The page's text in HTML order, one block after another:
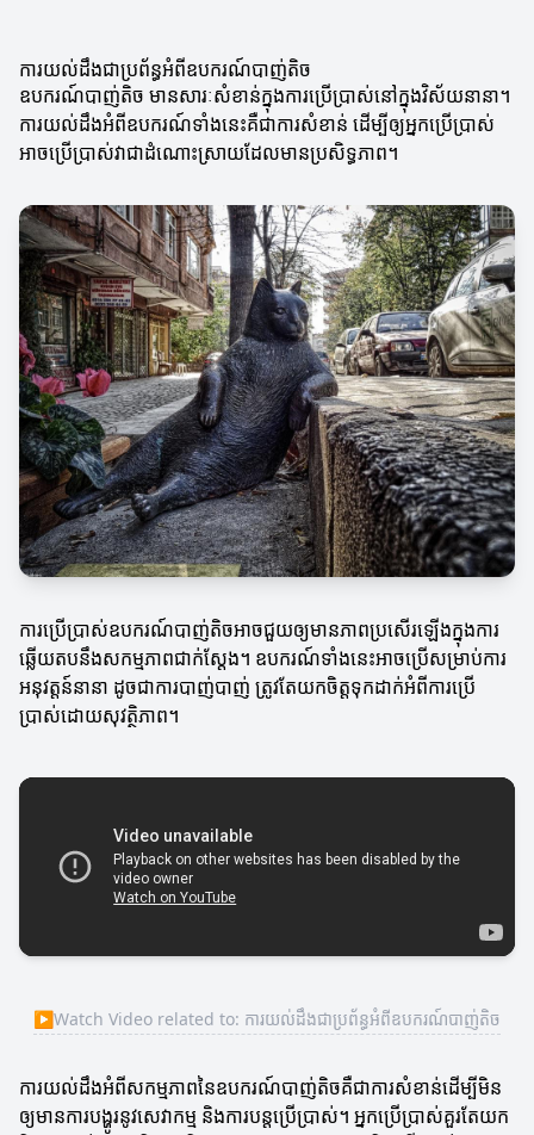
ការយល់ដឹងជាប្រព័ន្ធអំពីឧបករណ៍បាញ់តិច
ឧបករណ៍បាញ់តិច មានសារៈសំខាន់ក្នុងការប្រើប្រាស់នៅក្នុងវិស័យនានា។
ការយល់ដឹងអំពីឧបករណ៍ទាំងនេះគឺជាការសំខាន់ ដើម្បីឲ្យអ្នកប្រើប្រាស់
អាចប្រើប្រាស់វាជាដំណោះស្រាយដែលមានប្រសិទ្ធភាព។
ការប្រើប្រាស់ឧបករណ៍បាញ់តិចអាចជួយឲ្យមានភាពប្រសើរឡើងក្នុងការ
ឆ្លើយតបនឹងសកម្មភាពជាក់ស្តែង។ ឧបករណ៍ទាំងនេះអាចប្រើសម្រាប់ការ
អនុវត្តន៍នានា ដូចជាការបាញ់បាញ់ ត្រូវតែយកចិត្តទុកដាក់អំពីការប្រើ
ប្រាស់ដោយសុវត្ថិភាព។
▶Watch Video related to: ការយល់ដឹងជាប្រព័ន្ធអំពីឧបករណ៍បាញ់តិច
ការយល់ដឹងអំពីសកម្មភាពនៃឧបករណ៍បាញ់តិចគឺជាការសំខាន់ដើម្បីមិន
ឲ្យមានការបង្ហូរនូវសេវាកម្ម និងការបន្តប្រើប្រាស់។ អ្នកប្រើប្រាស់គួរតែយក